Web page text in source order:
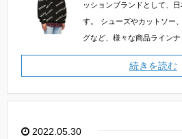
ッションブランドとして、
す。
シューズやカットソー
グなど、様々な商品ラインナ
続きを読む
2022.05.30